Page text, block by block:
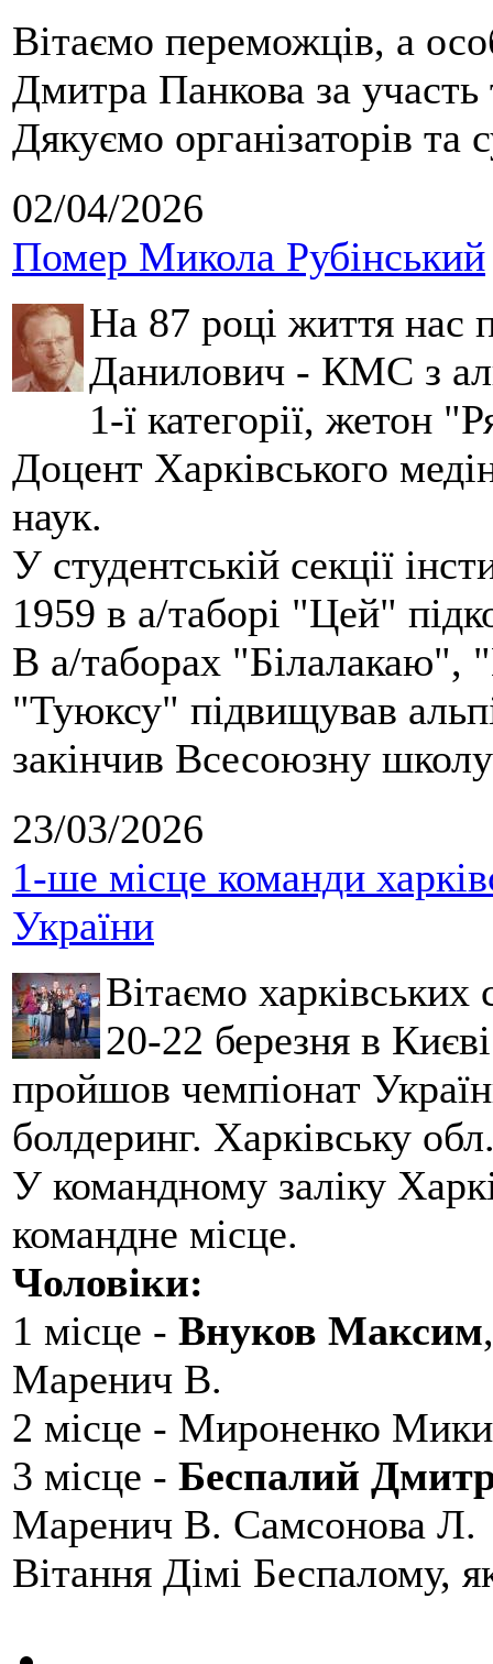
Вітаємо переможців, а
Дмитра Панкова за
Дякуємо організаторів та
02/04/2026
Помер Микола Рубінський
На 87 році життя нас
Данилович - КМС з
1-ї категорії, жетон
Доцент Харківського
наук.
У студентській секції
1959 в а/таборі "Цей"
В а/таборах "Білалакаю",
"Туюксу" підвищував
закінчив Всесоюзну
23/03/2026
1-ше місце команди
України
Вітаємо
20-22 березня в
пройшов чемпіонат
болдеринг. Харківську
У командному заліку
командне місце.
Чоловіки:
1 місце - Внуков Максим
Маренич В.
2 місце - Мироненко
3 місце - Беспалий
Маренич В. Самсонова Л.
Вітання Дімі Беспалому,